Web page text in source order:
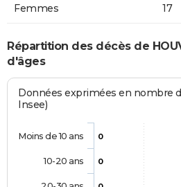
Femmes 17
Répartition des décès de
d'âges
Données exprimées en nombre
Insee)
0
0
Moins de 10 ans
10-20 ans